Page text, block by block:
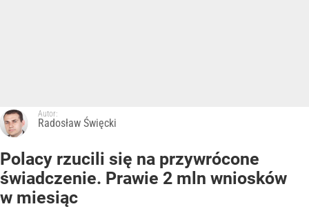
Autor:
Radosław Święcki
Polacy rzucili się na przywrócone
świadczenie. Prawie 2 mln wniosków
w miesiąc